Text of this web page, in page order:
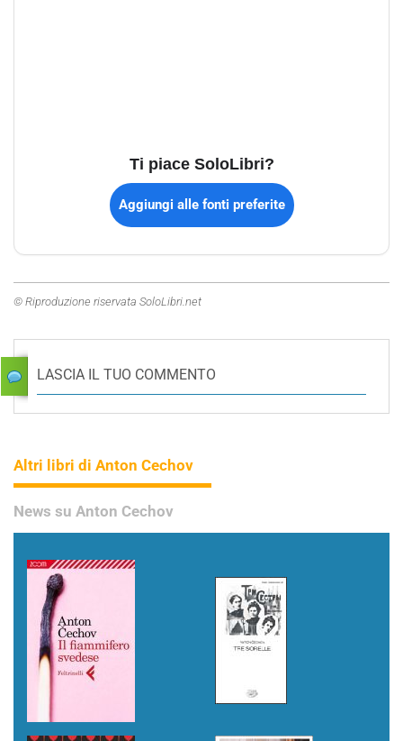
Ti piace SoloLibri?
Aggiungi alle fonti preferite
© Riproduzione riservata SoloLibri.net
LASCIA IL TUO COMMENTO
Altri libri di Anton Cechov
News su Anton Cechov